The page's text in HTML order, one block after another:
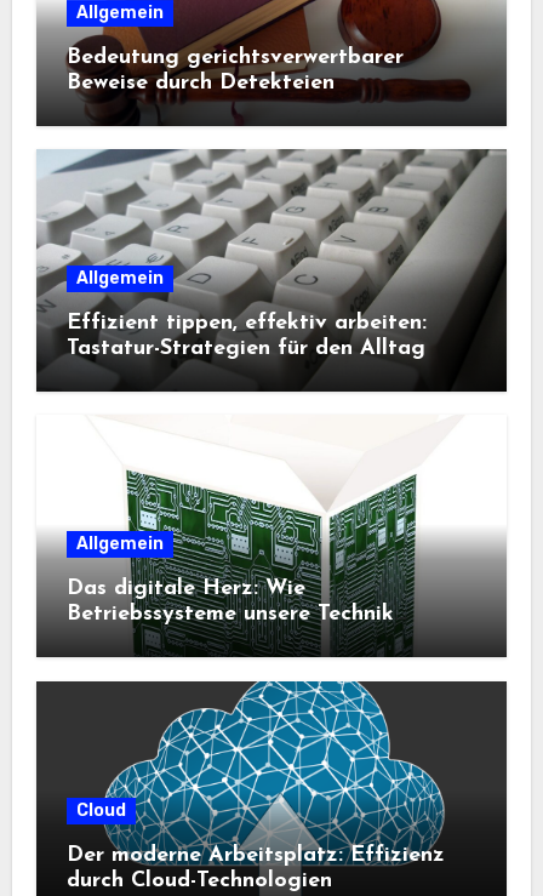
Allgemein
Bedeutung gerichtsverwertbarer
Beweise durch Detekteien
Allgemein
Effizient tippen, effektiv arbeiten:
Tastatur-Strategien für den Alltag
Allgemein
Das digitale Herz: Wie
Betriebssysteme unsere Technik
steuern
Cloud
Der moderne Arbeitsplatz: Effizienz
durch Cloud-Technologien